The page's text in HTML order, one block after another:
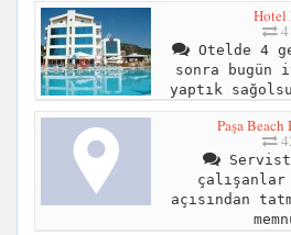
Hotel
Otelde 4
sonra
yaptık
Paşa
çalışanlar
açısından